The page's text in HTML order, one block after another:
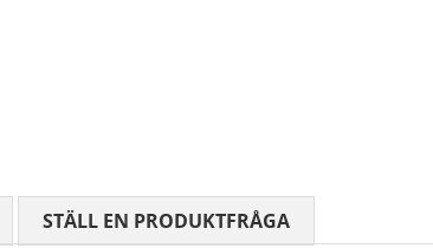
MEDELBETYG 0 AV 5 ANTAL BETYG 0
STÄLL EN PRODUKTFRÅGA